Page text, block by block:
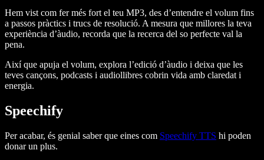
Hem vist com fer més fort el teu MP3, des d’entendre el volum fins
a passos pràctics i trucs de resolució. A mesura que millores la teva
experiència d’àudio, recorda que la recerca del so perfecte val la
pena.
Així que apuja el volum, explora l’edició d’àudio i deixa que les
teves cançons, podcasts i audiollibres cobrin vida amb claredat i
energia.
Speechify
Per acabar, és genial saber que eines com Speechify TTS hi poden
donar un plus.